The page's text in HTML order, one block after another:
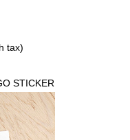
tax)
STICKER